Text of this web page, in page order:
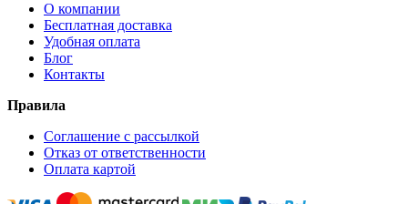
О компании
Бесплатная доставка
Удобная оплата
Блог
Контакты
Правила
Соглашение с рассылкой
Отказ от ответственности
Оплата картой